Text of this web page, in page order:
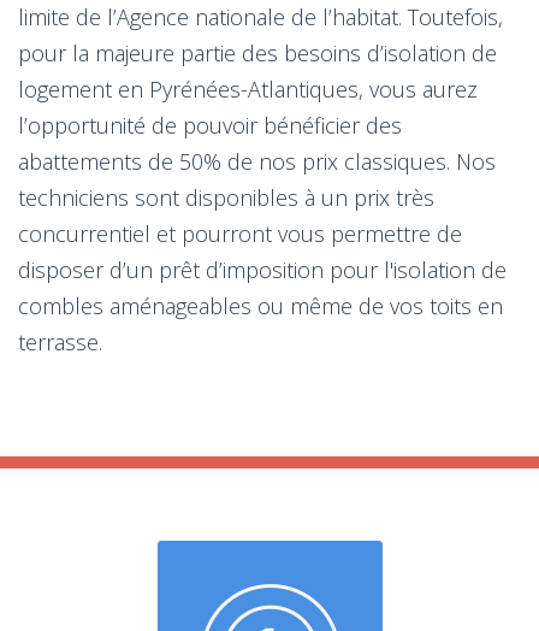
limite de l’Agence nationale de l’habitat. Toutefois,
pour la majeure partie des besoins d’isolation de
logement en Pyrénées-Atlantiques, vous aurez
l’opportunité de pouvoir bénéficier des
abattements de 50% de nos prix classiques. Nos
techniciens sont disponibles à un prix très
concurrentiel et pourront vous permettre de
disposer d’un prêt d’imposition pour l'isolation de
combles aménageables ou même de vos toits en
terrasse.